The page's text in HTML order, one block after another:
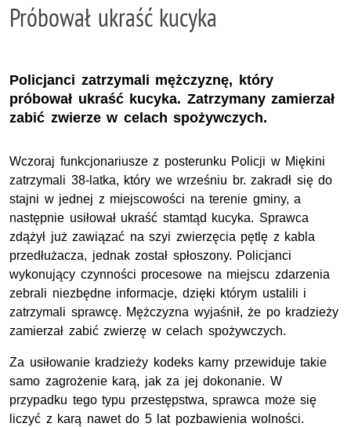
Próbował ukraść kucyka
Policjanci zatrzymali mężczyznę, który
próbował ukraść kucyka. Zatrzymany zamierzał
zabić zwierze w celach spożywczych.
Wczoraj funkcjonariusze z posterunku Policji w Miękini
zatrzymali 38-latka, który we wrześniu br. zakradł się do
stajni w jednej z miejscowości na terenie gminy, a
następnie usiłował ukraść stamtąd kucyka. Sprawca
zdążył już zawiązać na szyi zwierzęcia pętlę z kabla
przedłużacza, jednak został spłoszony. Policjanci
wykonujący czynności procesowe na miejscu zdarzenia
zebrali niezbędne informacje, dzięki którym ustalili i
zatrzymali sprawcę. Mężczyzna wyjaśnił, że po kradzieży
zamierzał zabić zwierzę w celach spożywczych.
Za usiłowanie kradzieży kodeks karny przewiduje takie
samo zagrożenie karą, jak za jej dokonanie. W
przypadku tego typu przestępstwa, sprawca może się
liczyć z karą nawet do 5 lat pozbawienia wolności.